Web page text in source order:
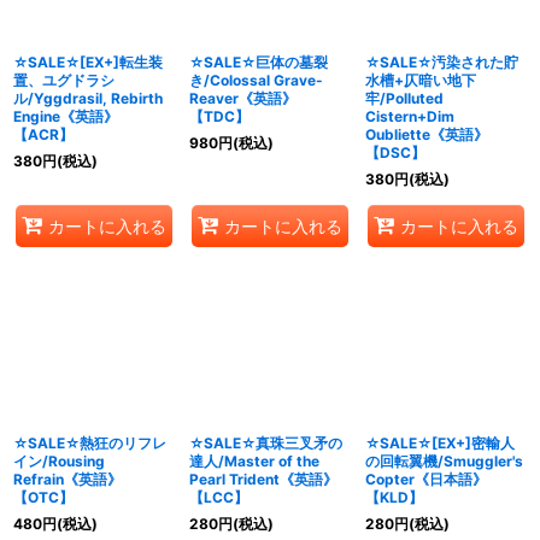
絞り込む
☆SALE☆[EX+]転生装
置、ユグドラシ
ル/Yggdrasil, Rebirth
Engine《英語》
【ACR】
380円(税込)
カートに入れる
☆SALE☆巨体の墓裂
き/Colossal Grave-
Reaver《英語》
【TDC】
980円(税込)
カートに入れる
☆SALE☆汚染された貯
水槽+仄暗い地下
牢/Polluted
Cistern+Dim
Oubliette《英語》
【DSC】
380円(税込)
カートに入れる
☆SALE☆熱狂のリフレ
イン/Rousing
Refrain《英語》
【OTC】
480円(税込)
☆SALE☆真珠三叉矛の
達人/Master of the
Pearl Trident《英語》
【LCC】
280円(税込)
☆SALE☆[EX+]密輸人
の回転翼機/Smuggler's
Copter《日本語》
【KLD】
280円(税込)